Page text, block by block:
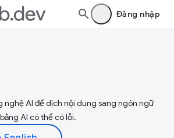
Đăng nhập
nghệ AI để dịch nội dung sang ngôn ngữ
AI có thể có lỗi.